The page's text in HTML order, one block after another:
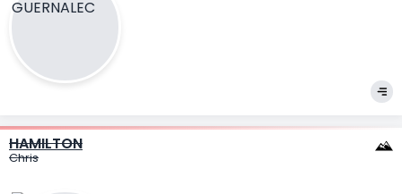
HAMILTON
Chris